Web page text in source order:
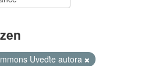
Uveďte autora